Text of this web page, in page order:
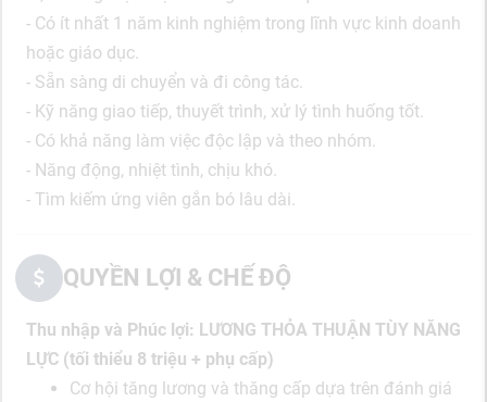
- Có ít nhất 1 năm kinh nghiệm trong lĩnh vực kinh doanh
hoặc giáo dục.
- Sẵn sàng di chuyển và đi công tác.
- Kỹ năng giao tiếp, thuyết trình, xử lý tình huống tốt.
- Có khả năng làm việc độc lập và theo nhóm.
- Năng động, nhiệt tình, chịu khó.
- Tìm kiếm ứng viên gắn bó lâu dài.
QUYỀN LỢI & CHẾ ĐỘ
Thu nhập và Phúc lợi: LƯƠNG THỎA THUẬN TÙY NĂNG
LỰC (tối thiểu 8 triệu + phụ cấp)
Cơ hội tăng lương và thăng cấp dựa trên đánh giá